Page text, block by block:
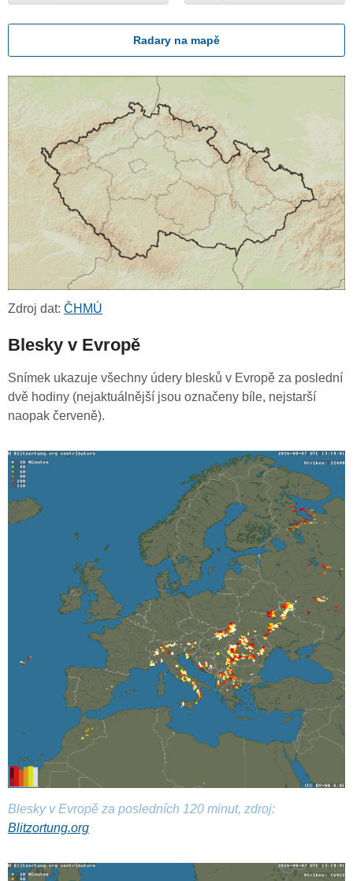
Radary na mapě
Zdroj dat: ČHMÚ
Blesky v Evropě
Snímek ukazuje všechny údery blesků v Evropě za poslední
dvě hodiny (nejaktuálnější jsou označeny bíle, nejstarší
naopak červeně).
Blesky v Evropě za posledních 120 minut, zdroj:
Blitzortung.org